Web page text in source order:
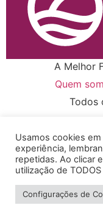
A Melhor
Quem
Todos
Usamos cookies
experiência,
repetidas. Ao clicar
utilização de
Configurações de